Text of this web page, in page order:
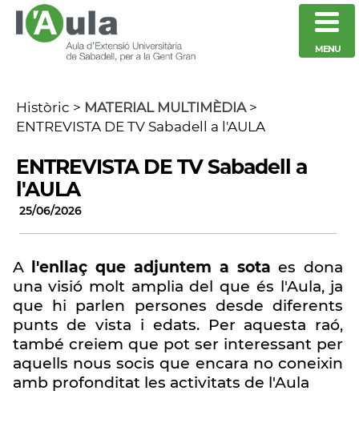
MENU
Històric > MATERIAL MULTIMÈDIA>
ENTREVISTA DE TV Sabadell a l'AULA
ENTREVISTA DE TV Sabadell a
l'AULA
25/06/2026
A l'enllaç que adjuntem a sota es dona
una visió molt amplia del que és l'Aula, ja
que hi parlen persones desde diferents
punts de vista i edats. Per aquesta raó,
també creiem que pot ser interessant per
aquells nous socis que encara no coneixin
amb profonditat les activitats de l'Aula